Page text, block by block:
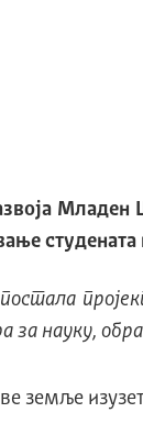
за науку,
земље